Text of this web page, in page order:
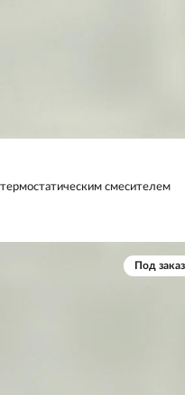
смесителем
Под заказ